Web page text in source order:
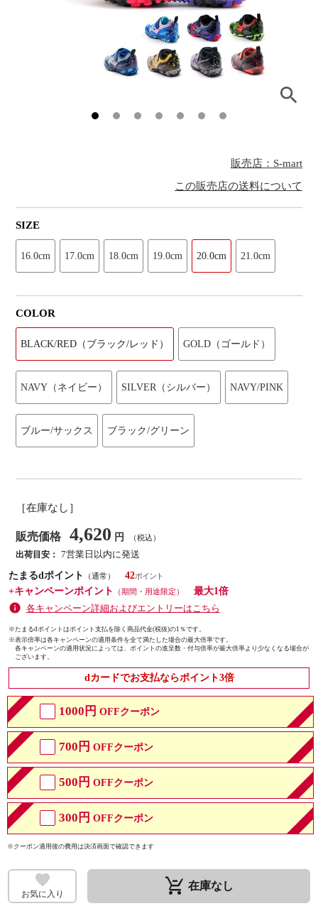
販売店：S-mart
この販売店の送料について
SIZE
16.0cm 17.0cm 18.0cm 19.0cm 20.0cm 21.0cm
COLOR
BLACK/RED（ブラック/レッド） GOLD（ゴールド）
NAVY（ネイビー） SILVER（シルバー） NAVY/PINK
ブルー/サックス ブラック/グリーン
［在庫なし］
販売価格 4,620 円 （税込）
出荷目安： 7営業日以内に発送
たまるdポイント
（通常）
42
+キャンペーンポイント
（期間・用途限定）
最大1倍
各キャンペーン詳細およびエントリーはこちら
※たまるdポイントはポイント支払を除く商品代金(税抜)の1％です。
※表示倍率は各キャンペーンの適用条件を全て満たした場合の最大倍率です。
各キャンペーンの適用状況によっては、ポイントの進呈数・付与倍率が最大倍率より少なくなる場合が
ございます。
dカードでお支払ならポイント3倍
1000円 OFFクーポン
700円 OFFクーポン
500円 OFFクーポン
300円 OFFクーポン
※クーポン適用後の費用は決済画面で確認できます
お気に入り remove_shopping_cart 在庫なし